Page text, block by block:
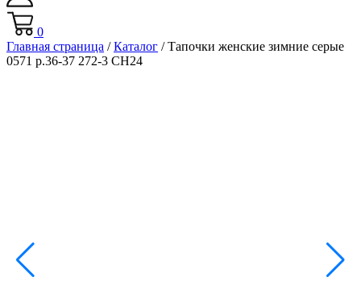
0
Главная страница /Каталог /Тапочки женские зимние серые
0571 р.36-37 272-3 СН24